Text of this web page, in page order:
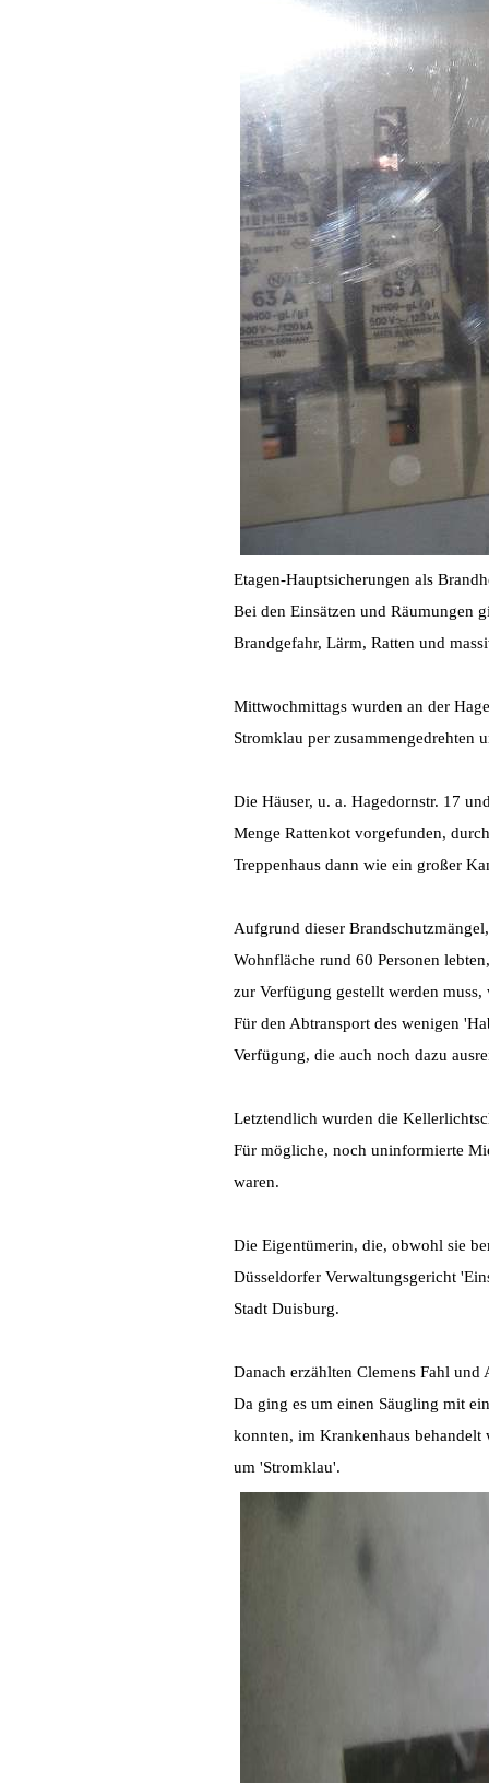
Etagen-Hauptsicherungen als
Bei den Einsätzen und Räumungen
Brandgefahr, Lärm, Ratten und
Mittwochmittags wurden an der
Stromklau per zusammengedrehten
Die Häuser, u. a. Hagedornstr. 17
Menge Rattenkot vorgefunden,
Treppenhaus dann wie ein großer
Aufgrund dieser
Wohnfläche rund 60 Personen
zur Verfügung gestellt werden
Für den Abtransport des wenigen
Verfügung, die auch noch dazu
Letztendlich wurden die
Für mögliche, noch uninformierte
waren.
Die Eigentümerin, die, obwohl sie
Düsseldorfer Verwaltungsgericht
Stadt Duisburg.
Danach erzählten Clemens Fahl
Da ging es um einen Säugling mit
konnten, im Krankenhaus
um 'Stromklau'.